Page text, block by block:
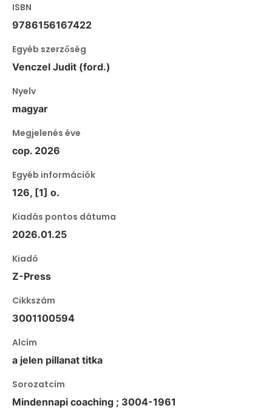
ISBN
9786156167422
Egyéb szerzőség
Venczel Judit (ford.)
Nyelv
magyar
Megjelenés éve
cop. 2026
Egyéb információk
126, [1] o.
Kiadás pontos dátuma
2026.01.25
Kiadó
Z-Press
Cikkszám
3001100594
Alcím
a jelen pillanat titka
Sorozatcím
Mindennapi coaching ; 3004-1961